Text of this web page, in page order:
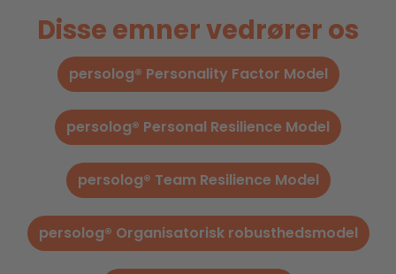
Disse emner vedrører os
persolog® Personality Factor Model
persolog® Personal Resilience Model
persolog® Team Resilience Model
persolog® Organisatorisk robusthedsmodel